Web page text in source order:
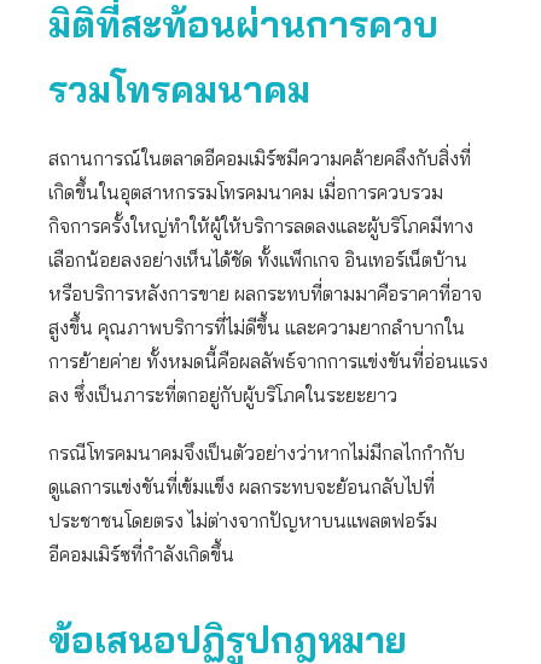
มิติที่สะท้อนผ่านการควบ
รวมโทรคมนาคม
สถานการณ์ในตลาดอีคอมเมิร์ซมีความคล้ายคลึงกับสิ่งที่
เกิดขึ้นในอุตสาหกรรมโทรคมนาคม เมื่อการควบรวม
กิจการครั้งใหญ่ทำให้ผู้ให้บริการลดลงและผู้บริโภคมีทาง
เลือกน้อยลงอย่างเห็นได้ชัด ทั้งแพ็กเกจ อินเทอร์เน็ตบ้าน
หรือบริการหลังการขาย ผลกระทบที่ตามมาคือราคาที่อาจ
สูงขึ้น คุณภาพบริการที่ไม่ดีขึ้น และความยากลำบากใน
การย้ายค่าย ทั้งหมดนี้คือผลลัพธ์จากการแข่งขันที่อ่อนแรง
ลง ซึ่งเป็นภาระที่ตกอยู่กับผู้บริโภคในระยะยาว
กรณีโทรคมนาคมจึงเป็นตัวอย่างว่าหากไม่มีกลไกกำกับ
ดูแลการแข่งขันที่เข้มแข็ง ผลกระทบจะย้อนกลับไปที่
ประชาชนโดยตรง ไม่ต่างจากปัญหาบนแพลตฟอร์ม
อีคอมเมิร์ซที่กำลังเกิดขึ้น
ข้อเสนอปฏิรูปกฎหมาย